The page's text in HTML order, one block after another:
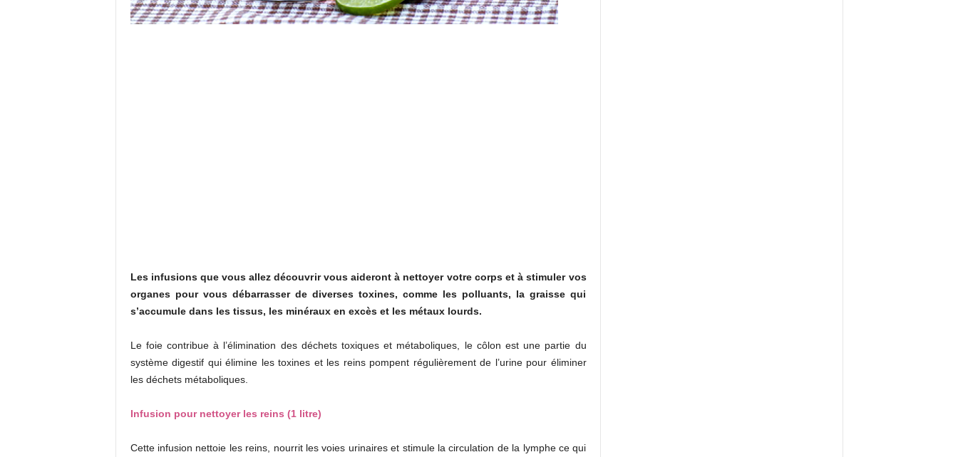
Les infusions que vous allez découvrir vous aideront à nettoyer votre corps et à stimuler vos
organes pour vous débarrasser de diverses toxines, comme les polluants, la graisse qui
s’accumule dans les tissus, les minéraux en excès et les métaux lourds.
Le foie contribue à l’élimination des déchets toxiques et métaboliques, le côlon est une partie du
système digestif qui élimine les toxines et les reins pompent régulièrement de l’urine pour éliminer
les déchets métaboliques.
Infusion pour nettoyer les reins (1 litre)
Cette infusion nettoie les reins, nourrit les voies urinaires et stimule la circulation de la lymphe ce qui